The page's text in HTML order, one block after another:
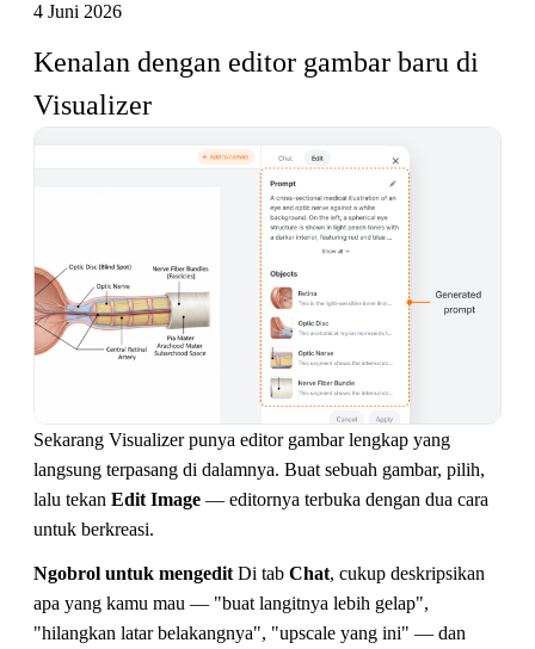
4 Juni 2026
Kenalan dengan editor gambar baru di
Visualizer
Sekarang Visualizer punya editor gambar lengkap yang
langsung terpasang di dalamnya. Buat sebuah gambar, pilih,
lalu tekan Edit Image — editornya terbuka dengan dua cara
untuk berkreasi.
Ngobrol untuk mengedit Di tab Chat, cukup deskripsikan
apa yang kamu mau — "buat langitnya lebih gelap",
"hilangkan latar belakangnya", "upscale yang ini" — dan